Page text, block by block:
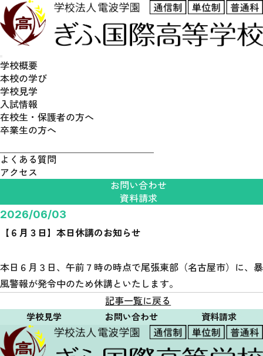
学校概要
本校の学び
学校見学
入試情報
在校生・保護者の方へ
卒業生の方へ
よくある質問
アクセス
お問い合わせ
資料請求
2026/06/03
【６月３日】本日休講のお知らせ
本日６月３日、午前７時の時点で尾張東部（名古屋市）に、暴
風警報が発令中のため休講といたします。
記事一覧に戻る
学校見学 お問い合わせ 資料請求